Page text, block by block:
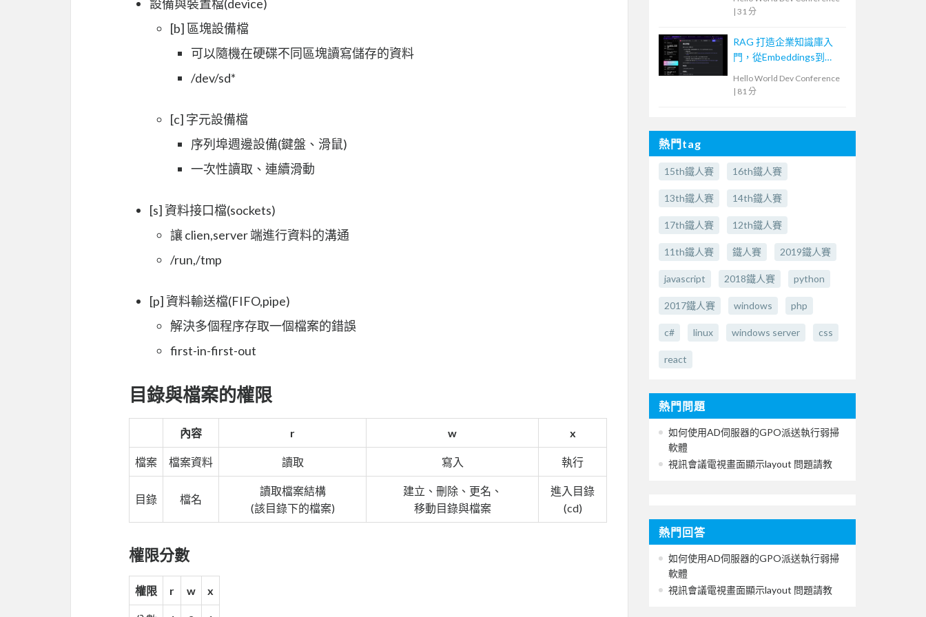
設備與裝置檔(device)
[b] 區塊設備檔
可以隨機在硬碟不同區塊讀寫儲存的資料
/dev/sd*
[c] 字元設備檔
序列埠週邊設備(鍵盤、滑鼠)
一次性讀取、連續滑動
[s] 資料接口檔(sockets)
讓 clien,server 端進行資料的溝通
/run,/tmp
[p] 資料輸送檔(FIFO,pipe)
解決多個程序存取一個檔案的錯誤
first-in-first-out
目錄與檔案的權限
內容 r w x
檔案 檔案資料 讀取 寫入 執行
目錄 檔名
讀取檔案結構
(該目錄下的檔案)
建立、刪除、更名、
移動目錄與檔案
進入目錄
(cd)
權限分數
權限 r w x
| 31 分
RAG 打造企業知識庫入
門，從Embeddings到
Hello World Dev Conference
| 81 分
熱門tag
15th鐵人賽 16th鐵人賽
13th鐵人賽 14th鐵人賽
17th鐵人賽 12th鐵人賽
11th鐵人賽 鐵人賽 2019鐵人賽
javascript 2018鐵人賽 python
2017鐵人賽 windows php
c# linux windows server css
react
熱門問題
如何使用AD伺服器的GPO派送執行弱掃
軟體
視訊會議電視畫面顯示layout 問題請教
熱門回答
如何使用AD伺服器的GPO派送執行弱掃
軟體
視訊會議電視畫面顯示layout 問題請教